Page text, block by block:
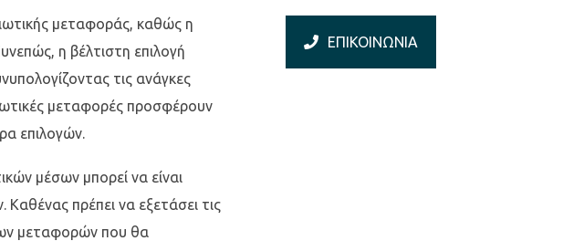
μεταφοράς, καθώς η
η βέλτιστη επιλογή
τις ανάγκες
μεταφορές προσφέρουν
επιλογών.
μέσων μπορεί να είναι
πρέπει να εξετάσει τις
μεταφορών που θα
ΕΠΙΚΟΙΝΩΝΙΑ